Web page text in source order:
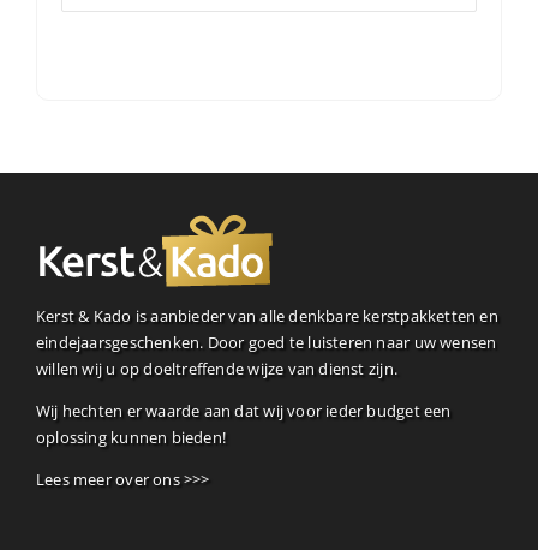
Kerst & Kado is aanbieder van alle denkbare kerstpakketten en
eindejaarsgeschenken. Door goed te luisteren naar uw wensen
willen wij u op doeltreffende wijze van dienst zijn.
Wij hechten er waarde aan dat wij voor ieder budget een
oplossing kunnen bieden!
Lees meer over ons >>>